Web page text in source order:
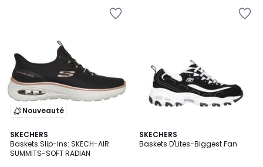
Nouveauté
SKECHERS
Baskets Slip-Ins: SKECH-AIR
SUMMITS-SOFT RADIAN
SKECHERS
Baskets D'Lites-Biggest Fan
4,9
/ 5